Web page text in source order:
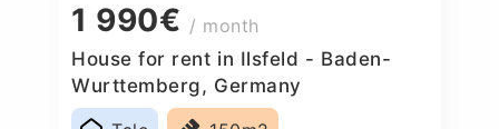
1 990€ / month
House for rent in Ilsfeld - Baden-
Wurttemberg, Germany